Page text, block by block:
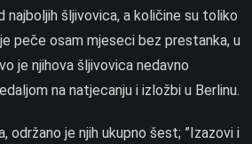
najboljih šljivovica, a količine su toliko
peče osam mjeseci bez prestanka, u
je njihova šljivovica nedavno
na natjecanju i izložbi u Berlinu.
održano je njih ukupno šest; ”Izazovi i